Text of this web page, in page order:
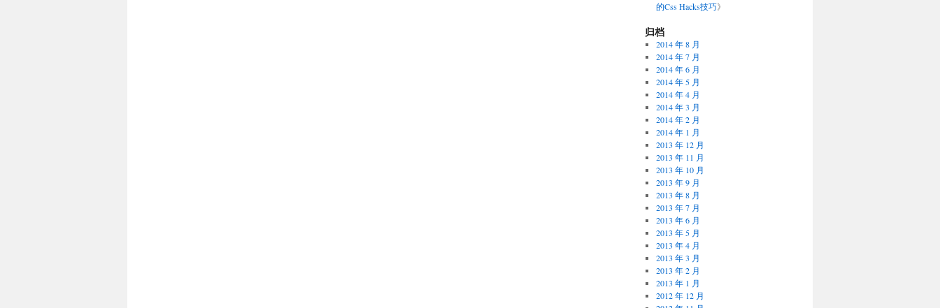
的Css Hacks技巧》
归档
2014 年 8 月
2014 年 7 月
2014 年 6 月
2014 年 5 月
2014 年 4 月
2014 年 3 月
2014 年 2 月
2014 年 1 月
2013 年 12 月
2013 年 11 月
2013 年 10 月
2013 年 9 月
2013 年 8 月
2013 年 7 月
2013 年 6 月
2013 年 5 月
2013 年 4 月
2013 年 3 月
2013 年 2 月
2013 年 1 月
2012 年 12 月